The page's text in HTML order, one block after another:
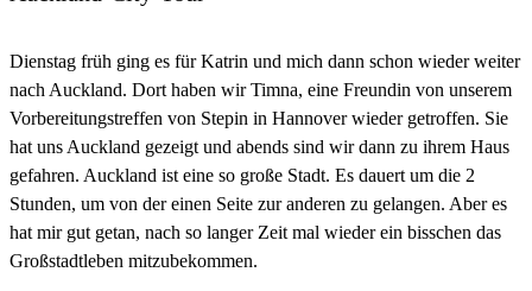
Dienstag früh ging es für Katrin und mich dann schon wieder weiter
nach Auckland. Dort haben wir Timna, eine Freundin von unserem
Vorbereitungstreffen von Stepin in Hannover wieder getroffen. Sie
hat uns Auckland gezeigt und abends sind wir dann zu ihrem Haus
gefahren. Auckland ist eine so große Stadt. Es dauert um die 2
Stunden, um von der einen Seite zur anderen zu gelangen. Aber es
hat mir gut getan, nach so langer Zeit mal wieder ein bisschen das
Großstadtleben mitzubekommen.